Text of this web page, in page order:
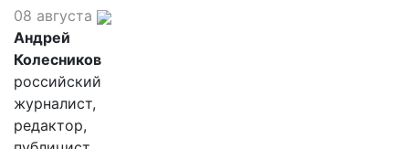
08 августа
Андрей
Колесников
российский
журналист,
редактор,